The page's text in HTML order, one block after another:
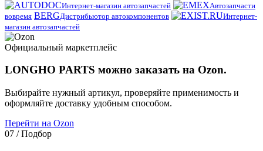
Интернет-магазин автозапчастей
Автозапчасти
вовремя BERGДистрибьютор автокомпонентов
Интернет-
магазин автозапчастей
Официальный маркетплейс
LONGHO PARTS можно заказать на Ozon.
Выбирайте нужный артикул, проверяйте применимость и
оформляйте доставку удобным способом.
Перейти на Ozon
07 / Подбор